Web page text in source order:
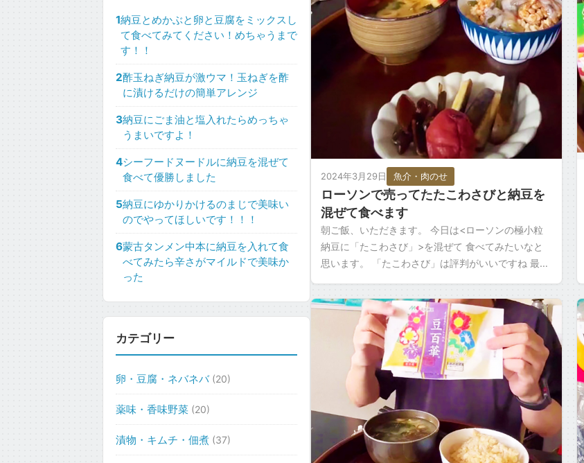
2024年3月29日 魚介・肉のせ
ローソンで売ってたたこわさびと納豆を
混ぜて食べます
朝ご飯、いただきます。 今日は<ローソンの極小粒
納豆に「たこわさび」>を混ぜて 食べてみたいなと
思います。 「たこわさび」は評判がいいですね 最近
納豆。 […]
1納豆とめかぶと卵と豆腐をミックスし
て食べてみてください！めちゃうまで
す！！
2酢玉ねぎ納豆が激ウマ！玉ねぎを酢
に漬けるだけの簡単アレンジ
3納豆にごま油と塩入れたらめっちゃ
うまいですよ！
4シーフードヌードルに納豆を混ぜて
食べて優勝しました
5納豆にゆかりかけるのまじで美味い
のでやってほしいです！！！
6蒙古タンメン中本に納豆を入れて食
べてみたら辛さがマイルドで美味か
った
カテゴリー
卵・豆腐・ネバネバ (20)
薬味・香味野菜 (20)
漬物・キムチ・佃煮 (37)